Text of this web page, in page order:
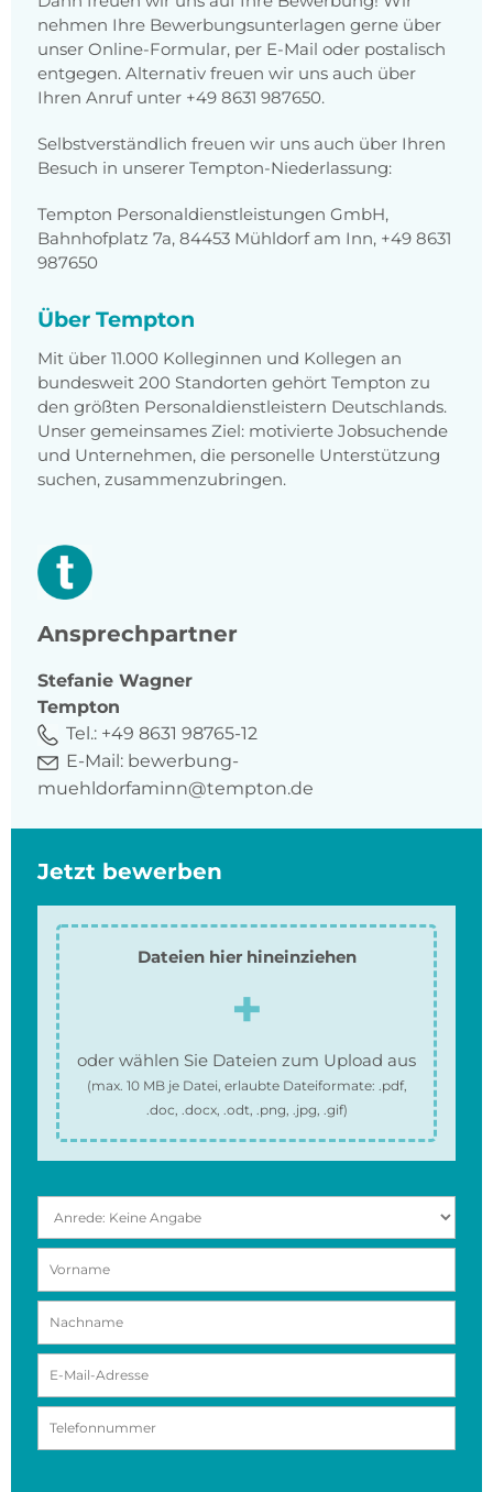
nehmen Ihre Bewerbungsunterlagen gerne über
unser Online-Formular, per E-Mail oder postalisch
entgegen. Alternativ freuen wir uns auch über
Ihren Anruf unter +49 8631 987650.
Selbstverständlich freuen wir uns auch über Ihren
Besuch in unserer Tempton-Niederlassung:
Tempton Personaldienstleistungen GmbH,
Bahnhofplatz 7a, 84453 Mühldorf am Inn, +49 8631
987650
Über Tempton
Mit über 11.000 Kolleginnen und Kollegen an
bundesweit 200 Standorten gehört Tempton zu
den größten Personaldienstleistern Deutschlands.
Unser gemeinsames Ziel: motivierte Jobsuchende
und Unternehmen, die personelle Unterstützung
suchen, zusammenzubringen.
Ansprechpartner
Stefanie Wagner
Tempton
Tel.: +49 8631 98765-12
E-Mail: bewerbung-
muehldorfaminn@tempton.de
Jetzt bewerben
Dateien hier hineinziehen
oder wählen Sie Dateien zum Upload aus
(max. 10 MBje Datei, erlaubte Dateiformate: .pdf,
.doc, .docx, .odt, .png, .jpg, .gif)